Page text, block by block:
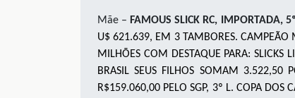
Mãe – FAMOUS SLICK RC, IMPORTADA,
U$ 621.639, EM 3 TAMBORES. CAMPEÃO
MILHÕES COM DESTAQUE PARA: SLICKS
BRASIL SEUS FILHOS SOMAM 3.522,50
R$159.060,00 PELO SGP, 3º L. COPA DOS